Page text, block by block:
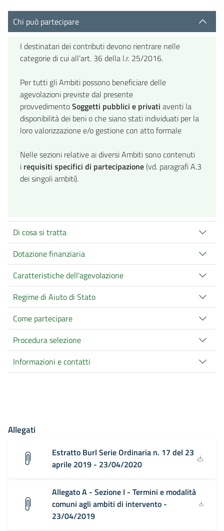
Chi può partecipare
I destinatari dei contributi devono rientrare nelle
categorie di cui all’art. 36 della l.r. 25/2016.
Per tutti gli Ambiti possono beneficiare delle
agevolazioni previste dal presente
provvedimentoSoggetti pubblici e privati aventi la
disponibilità dei beni o che siano stati individuati per la
loro valorizzazione e/o gestione con atto formale
Nelle sezioni relative ai diversi Ambiti sono contenuti
i requisiti specifici di partecipazione(vd. paragrafi A.3
dei singoli ambiti).
Di cosa si tratta
Dotazione finanziaria
Caratteristiche dell'agevolazione
Regime di Aiuto di Stato
Come partecipare
Procedura selezione
Informazioni e contatti
Allegati
Estratto Burl Serie Ordinaria n. 17 del 23
aprile 2019 - 23/04/2020
Allegato A - Sezione I - Termini e modalità
comuni agli ambiti di intervento -
23/04/2019